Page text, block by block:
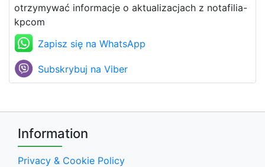
otrzymywać informacje o aktualizacjach z notafilia-
kpcom
Zapisz się na WhatsApp
Subskrybuj na Viber
Information
Privacy & Cookie Policy